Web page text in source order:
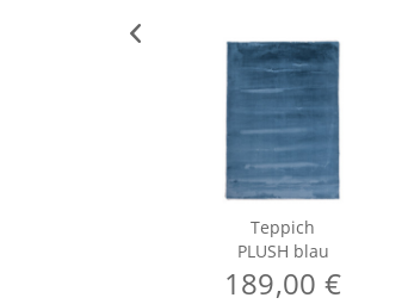
Teppich
PLUSH blau
189,00 €